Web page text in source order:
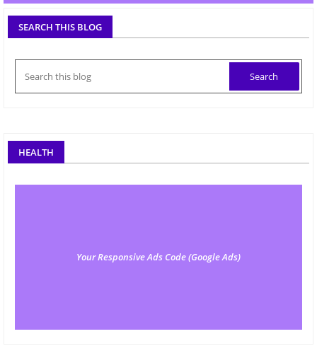
SEARCH THIS BLOG
HEALTH
Your Responsive Ads Code (Google Ads)